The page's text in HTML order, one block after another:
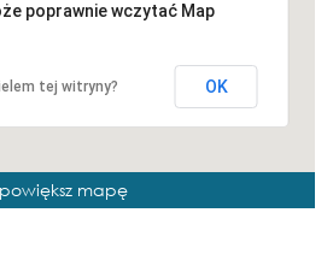
poprawnie wczytać Map
tej witryny? OK
powiększ mapę